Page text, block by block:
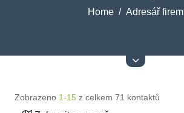
Home Adresář firem
Zobrazeno 1-15 z celkem 71 kontaktů